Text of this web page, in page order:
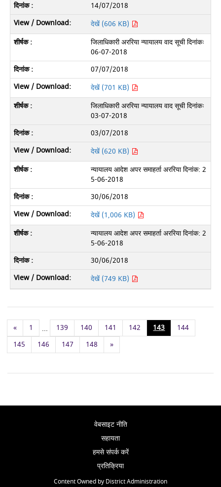
14/07/2018
देखें (606 KB)
जिलाधिकारी अररिया न्यायालय वाद सूची दिनांकः
06-07-2018
07/07/2018
देखें (701 KB)
जिलाधिकारी अररिया न्यायालय वाद सूची दिनांकः
03-07-2018
03/07/2018
देखें (620 KB)
न्यायालय आदेश अपर समाहर्ता अररिया दिनांक: 2
5-06-2018
30/06/2018
देखें (1,006 KB)
न्यायालय आदेश अपर समाहर्ता अररिया दिनांक: 2
5-06-2018
30/06/2018
देखें (749 KB)
« 1 ... 139 140 141 142 143
144
145
146 147 148 »
वेबसाइट नीति
सहायता
हमसे संपर्क करें
प्रतिक्रिया
Content Owned by District Administration